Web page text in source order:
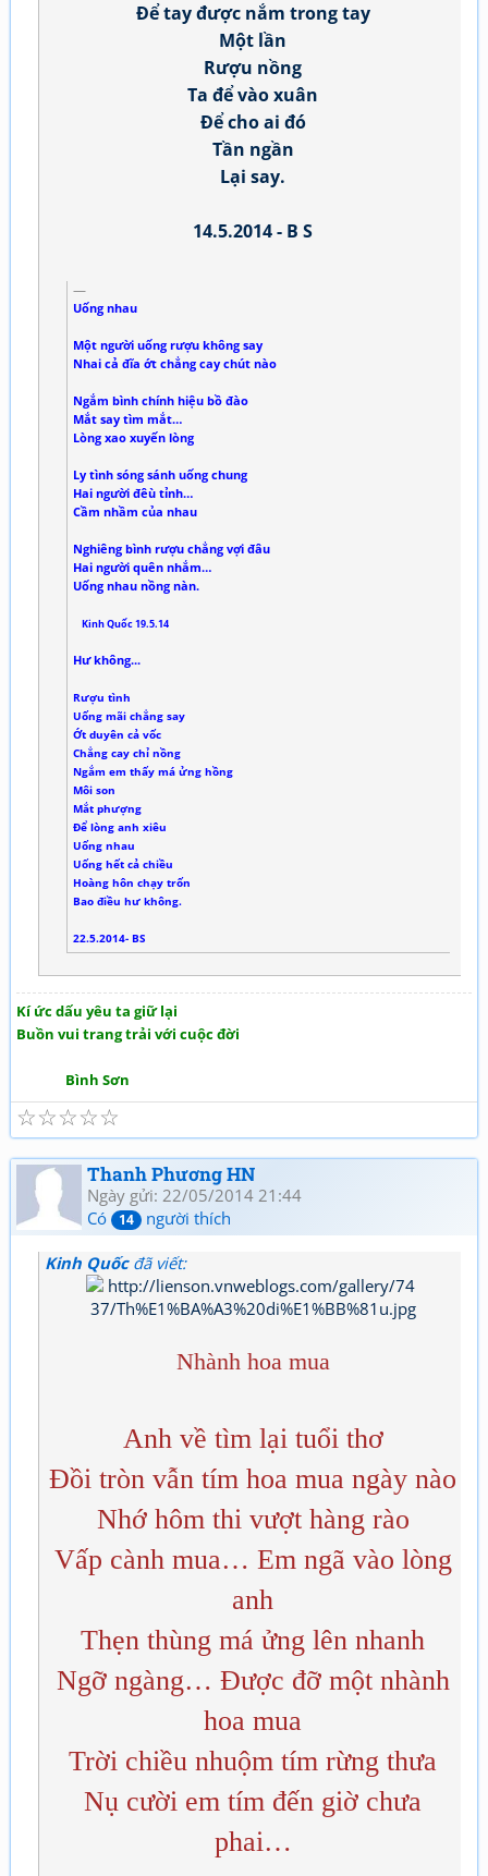
Để tay được nắm trong tay
Một lần
Rượu nồng
Ta để vào xuân
Để cho ai đó
Tần ngần
Lại say.
14.5.2014 - B S
Uống nhau
Một người uống rượu không say
Nhai cả đĩa ớt chẳng cay chút nào
Ngắm bình chính hiệu bồ đào
Mắt say tìm mắt…
Lòng xao xuyến lòng
Ly tình sóng sánh uống chung
Hai người đêù tỉnh…
Cầm nhầm của nhau
Nghiêng bình rượu chẳng vợi đâu
Hai người quên nhắm…
Uống nhau nồng nàn.
Kinh Quốc 19.5.14
Hư không...
Rượu tình
Uống mãi chẳng say
Ớt duyên cả vốc
Chẳng cay chỉ nồng
Ngắm em thấy má ửng hồng
Môi son
Mắt phượng
Để lòng anh xiêu
Uống nhau
Uống hết cả chiều
Hoàng hôn chạy trốn
Bao điều hư không.
22.5.2014- BS
Kí ức dấu yêu ta giữ lại
Buồn vui trang trải với cuộc đời
Bình Sơn
☆
☆
☆
☆
☆
Thanh Phương HN
Ngày gửi: 22/05/2014 21:44
Có
14 người thích
Kinh Quốcđã viết:
Nhành hoa mua
Anh về tìm lại tuổi thơ
Đồi tròn vẫn tím hoa mua ngày nào
Nhớ hôm thi vượt hàng rào
Vấp cành mua… Em ngã vào lòng
anh
Thẹn thùng má ửng lên nhanh
Ngỡ ngàng… Được đỡ một nhành
hoa mua
Trời chiều nhuộm tím rừng thưa
Nụ cười em tím đến giờ chưa
phai…